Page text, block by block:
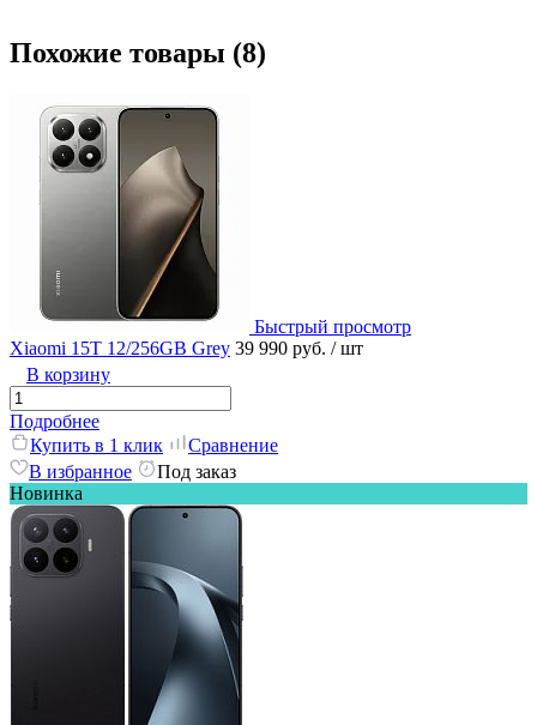
Похожие товары (8)
Быстрый просмотр
Xiaomi 15T 12/256GB Grey 39 990 руб. / шт
В корзину
Подробнее
Купить в 1 клик
Сравнение
В избранное
Под заказ
Новинка